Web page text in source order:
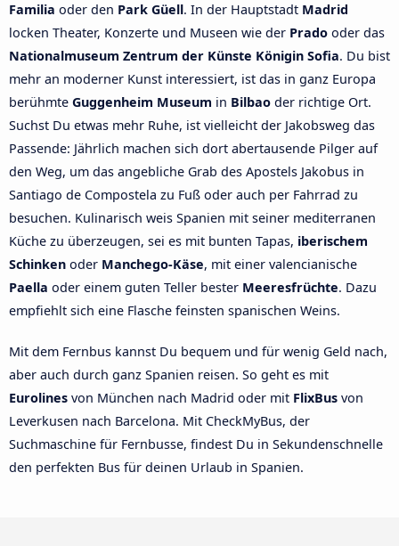
Familia oder den Park Güell. In der Hauptstadt Madrid
locken Theater, Konzerte und Museen wie der Prado oder das
Nationalmuseum Zentrum der Künste Königin Sofia. Du bist
mehr an moderner Kunst interessiert, ist das in ganz Europa
berühmte Guggenheim Museum in Bilbao der richtige Ort.
Suchst Du etwas mehr Ruhe, ist vielleicht der Jakobsweg das
Passende: Jährlich machen sich dort abertausende Pilger auf
den Weg, um das angebliche Grab des Apostels Jakobus in
Santiago de Compostela zu Fuß oder auch per Fahrrad zu
besuchen. Kulinarisch weis Spanien mit seiner mediterranen
Küche zu überzeugen, sei es mit bunten Tapas, iberischem
Schinken oder Manchego-Käse, mit einer valencianische
Paella oder einem guten Teller bester Meeresfrüchte. Dazu
empfiehlt sich eine Flasche feinsten spanischen Weins.
Mit dem Fernbus kannst Du bequem und für wenig Geld nach,
aber auch durch ganz Spanien reisen. So geht es mit
Eurolines von München nach Madrid oder mit FlixBus von
Leverkusen nach Barcelona. Mit CheckMyBus, der
Suchmaschine für Fernbusse, findest Du in Sekundenschnelle
den perfekten Bus für deinen Urlaub in Spanien.